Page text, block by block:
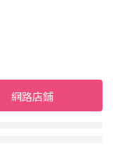
網路店鋪